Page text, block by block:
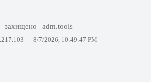
захищено adm.tools
— 8/7/2026, 10:49:47 PM